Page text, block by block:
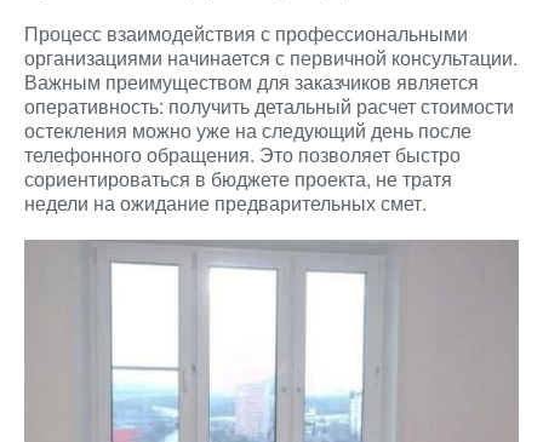
Процесс взаимодействия с профессиональными
организациями начинается с первичной консультации.
Важным преимуществом для заказчиков является
оперативность: получить детальный расчет стоимости
остекления можно уже на следующий день после
телефонного обращения. Это позволяет быстро
сориентироваться в бюджете проекта, не тратя
недели на ожидание предварительных смет.